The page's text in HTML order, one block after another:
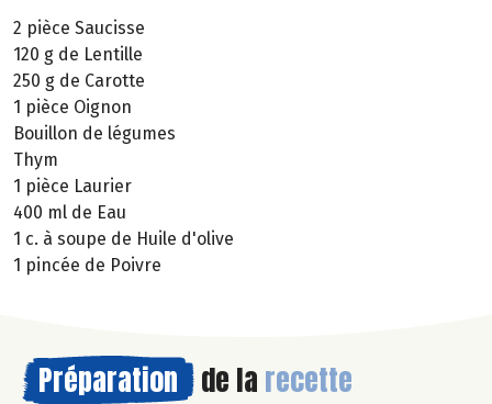
2 pièce Saucisse
120 g de Lentille
250 g de Carotte
1 pièce Oignon
Bouillon de légumes
Thym
1 pièce Laurier
400 ml de Eau
1 c. à soupe de Huile d'olive
1 pincée de Poivre
Préparation de la recette